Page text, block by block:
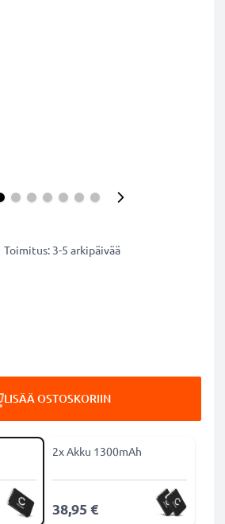
Toimitus: 3-5 arkipäivää
LISÄÄ OSTOSKORIIN
2x Akku 1300mAh
38,95 €